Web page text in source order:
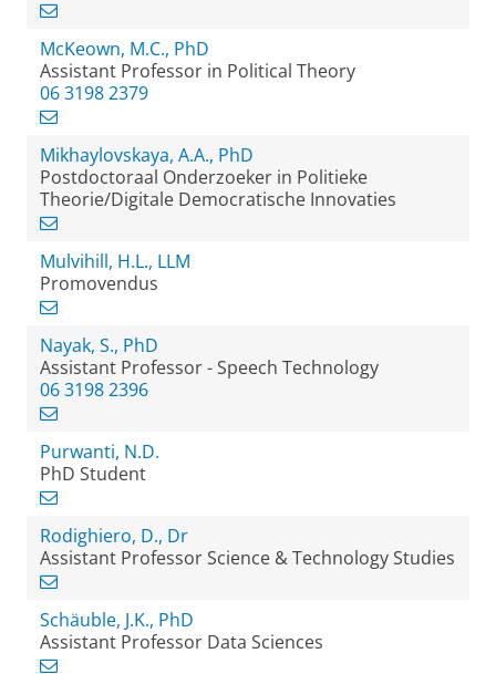
McKeown, M.C., PhD
Assistant Professor in Political Theory
06 3198 2379
Mikhaylovskaya, A.A., PhD
Postdoctoraal Onderzoeker in Politieke
Theorie/Digitale Democratische Innovaties
Mulvihill, H.L., LLM
Promovendus
Nayak, S., PhD
Assistant Professor - Speech Technology
06 3198 2396
Purwanti, N.D.
PhD Student
Rodighiero, D., Dr
Assistant Professor Science & Technology Studies
Schäuble, J.K., PhD
Assistant Professor Data Sciences